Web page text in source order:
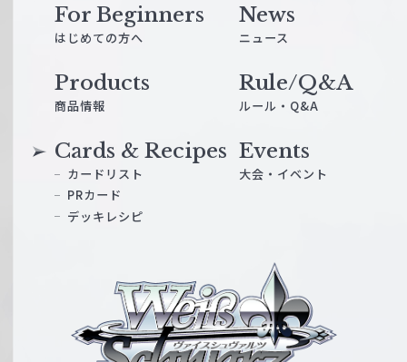
ス
For Beginners
はじめての方へ
News
ニュース
Products
商品情報
Cards & Recipes
カードリスト
PRカード
デッキレシピ
Events
大会・イベント
Rule/Q&A
ルール・Q&A